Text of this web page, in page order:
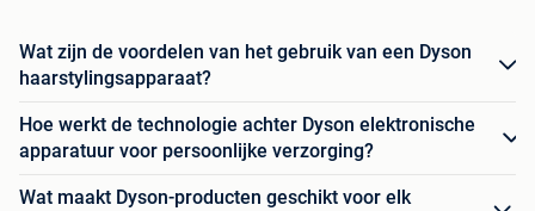
Wat zijn de voordelen van het gebruik van een Dyson
haarstylingsapparaat?
Hoe werkt de technologie achter Dyson elektronische
apparatuur voor persoonlijke verzorging?
Wat maakt Dyson-producten geschikt voor elk